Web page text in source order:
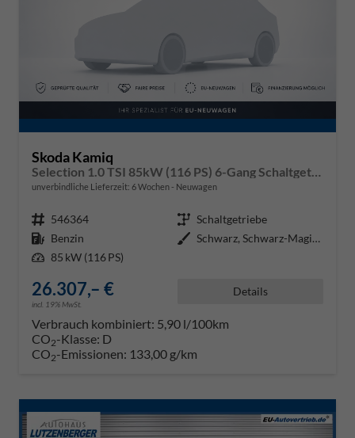
Skoda Kamiq
unverbindliche Lieferzeit: 6 Wochen Neuwagen
Fahrzeugnr. 546364 Getriebe Schaltgetriebe
Kraftstoff Benzin Außenfarbe
Schwarz, Schwarz-Magic Perleffek
Leistung 85 kW (116 PS)
26.307,– €
incl. 19% MwSt.
Details
Verbrauch kombiniert: 5,90 l/100km
CO2-Klasse: D
CO2-Emissionen: 133,00 g/km